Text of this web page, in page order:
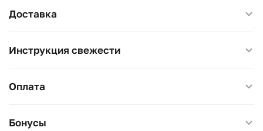
Доставка
Инструкция свежести
Оплата
Бонусы